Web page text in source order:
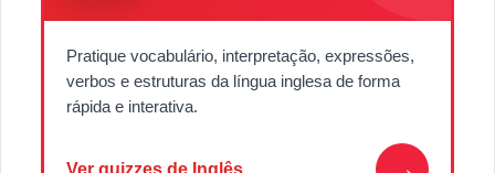
Pratique vocabulário, interpretação, expressões,
verbos e estruturas da língua inglesa de forma
rápida e interativa.
Ver quizzes de Inglês